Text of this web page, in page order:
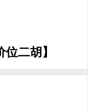
位二胡】